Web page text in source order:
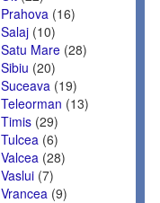
Prahova (16)
Salaj (10)
Satu Mare (28)
Sibiu (20)
Suceava (19)
Teleorman (13)
Timis (29)
Tulcea (6)
Valcea (28)
Vaslui (7)
Vrancea (9)